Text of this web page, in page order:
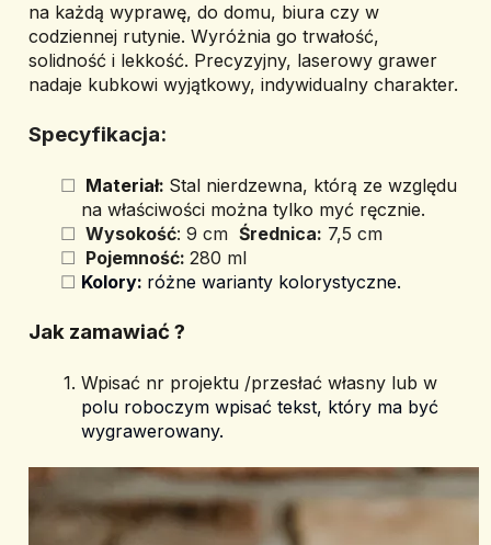
na każdą wyprawę, do domu, biura czy w
codziennej rutynie. Wyróżnia go trwałość,
solidność i lekkość. Precyzyjny, laserowy grawer
nadaje kubkowi wyjątkowy, indywidualny charakter.
Specyfikacja:
Materiał: Stal nierdzewna, którą ze względu
na właściwości można tylko myć ręcznie.
Wysokość: 9 cm Średnica: 7,5 cm
Pojemność: 280 ml
Kolory: różne warianty kolorystyczne.
Jak zamawiać ?
polu roboczym wpisać tekst, który ma być
wygrawerowany.